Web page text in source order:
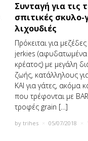
Συνταγή για τις
σπιτικές σκυλο-
λιχουδιές
Πρόκειται για
jerkies (αφυδατωμένα
κρέατος) με μεγάλη
ζωής, κατάλληλους
ΚΑΙ για γάτες, ακόμα
που τρέφονται με
τροφές grain […]
by trihes 05/07/2018